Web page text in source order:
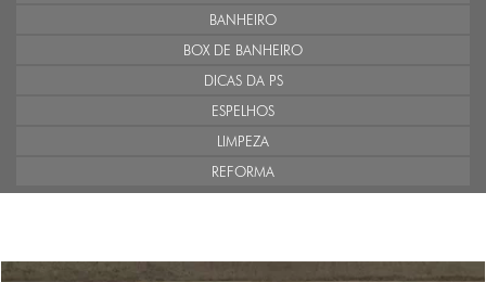
BANHEIRO
BOX DE BANHEIRO
DICAS DA PS
ESPELHOS
LIMPEZA
REFORMA